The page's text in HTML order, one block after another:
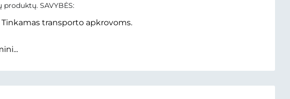
produktų. SAVYBĖS:
transporto apkrovoms.